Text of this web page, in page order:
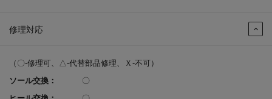
修理対応
（〇-修理可、△-代替部品修理、Ｘ-不可）
ソール交換：
〇